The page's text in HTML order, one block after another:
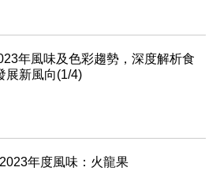
年風味及色彩趨勢，深度解析食
展新風向(1/4)
年度風味：火龍果